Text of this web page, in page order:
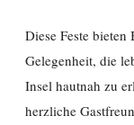
Diese Feste bieten
Gelegenheit, die
Insel hautnah zu
herzliche